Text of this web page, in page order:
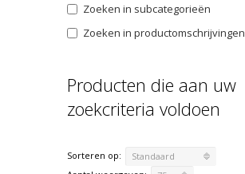
Zoeken in subcategorieën
Zoeken in productomschrijvingen
Producten die aan uw
zoekcriteria voldoen
Sorteren op:
Standaard